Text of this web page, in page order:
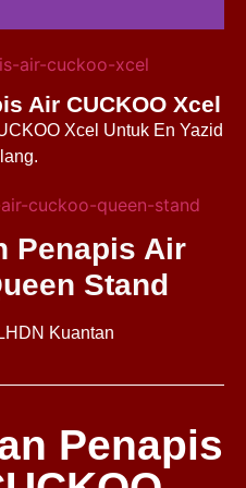
Air CUCKOO Xcel
Xcel Untuk En Yazid
Penapis Air
Stand
Kuantan
Penapis